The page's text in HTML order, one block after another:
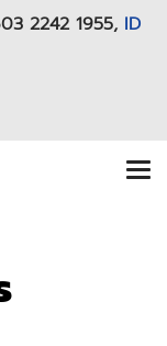
2242 1955, ID